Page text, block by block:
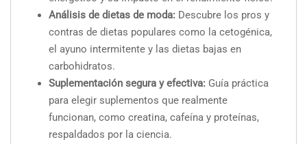
Análisis de dietas de moda: Descubre los pros y
contras de dietas populares como la cetogénica,
el ayuno intermitente y las dietas bajas en
carbohidratos.
Suplementación segura y efectiva: Guía práctica
para elegir suplementos que realmente
funcionan, como creatina, cafeína y proteínas,
respaldados por la ciencia.